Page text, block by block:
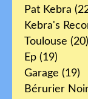
Pat Kebra
Kebra's
Toulouse (20)
Ep (19)
Garage (19)
Bérurier